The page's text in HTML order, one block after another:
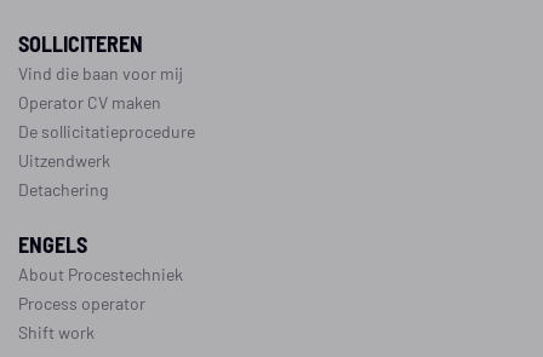
SOLLICITEREN
Vind die baan voor mij
Operator CV maken
De sollicitatieprocedure
Uitzendwerk
Detachering
ENGELS
About Procestechniek
Process operator
Shift work